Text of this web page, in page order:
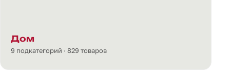
Дом
9 подкатегорий · 829 товаров